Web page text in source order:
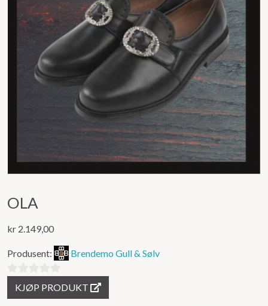
OLA
kr 2.149,00
Produsent: Brendemo Gull & Sølv
ut
KJØP PRODUKT